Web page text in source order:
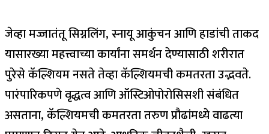
जेव्हा मज्जातंतू सिग्नलिंग, स्नायू आकुंचन आणि हाडांची ताकद
यासारख्या महत्त्वाच्या कार्यांना समर्थन देण्यासाठी शरीरात
पुरेसे कॅल्शियम नसते तेव्हा कॅल्शियमची कमतरता उद्भवते.
पारंपारिकपणे वृद्धत्व आणि ऑस्टिओपोरोसिसशी संबंधित
असताना, कॅल्शियमची कमतरता तरुण प्रौढांमध्ये वाढत्या